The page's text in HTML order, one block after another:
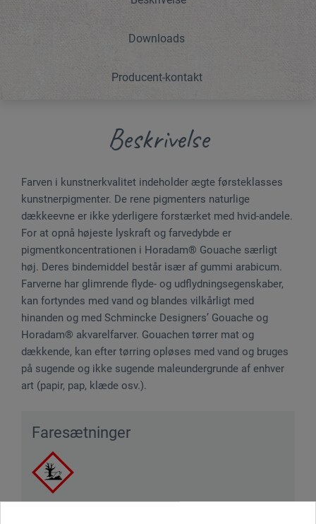
Downloads
Producent-kontakt
Beskrivelse
Farven i kunstnerkvalitet indeholder ægte førsteklasses
kunstnerpigmenter. De rene pigmenters naturlige
dækkeevne er ikke yderligere forstærket med hvid-andele.
For at opnå højeste lyskraft og farvedybde er
pigmentkoncentrationen i Horadam® Gouache særligt
høj. Deres bindemiddel består især af gummi arabicum.
Farverne har glimrende flyde- og udflydningsegenskaber,
kan fortyndes med vand og blandes vilkårligt med
hinanden og med Schmincke Designers’ Gouache og
Horadam® akvarelfarver. Gouachen tørrer mat og
dækkende, kan efter tørring opløses med vand og bruges
på sugende og ikke sugende maleundergrunde af enhver
art (papir, pap, klæde osv.).
Faresætninger